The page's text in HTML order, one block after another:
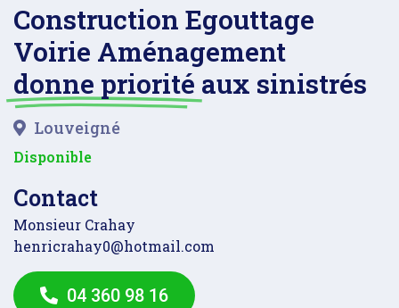
Construction Egouttage
Voirie Aménagement
donne priorité aux sinistrés
Louveigné
Disponible
Contact
Monsieur Crahay
henricrahay0@hotmail.com
04 360 98 16